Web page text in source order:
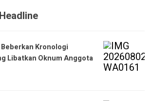
Kronologi
Libatkan Oknum Anggota